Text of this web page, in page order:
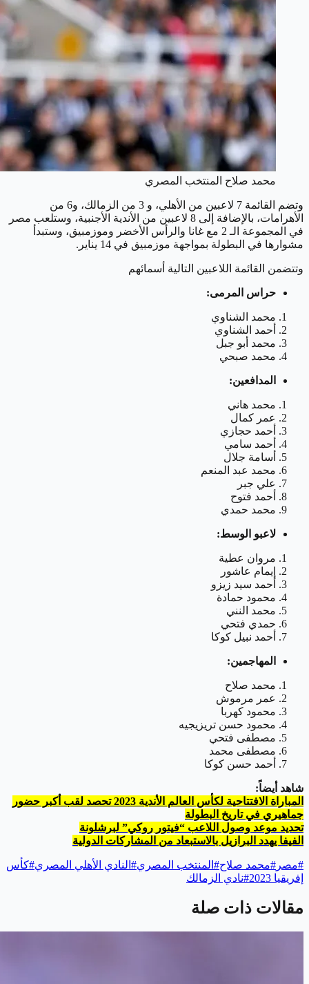
محمد صلاح المنتخب المصري
وتضم القائمة 7 لاعبين من الأهلي، و 3 من الزمالك، و6 من
الأهرامات، بالإضافة إلى 8 لاعبين من الأندية الأجنبية، وستلعب مصر
في المجموعة الـ 2 مع غانا والرأس الأخضر وموزمبيق، وستبدأ
مشوارها في البطولة بمواجهة موزمبيق في 14 يناير.
وتتضمن القائمة اللاعبين التالية أسمائهم
حراس المرمى:
محمد الشناوي
أحمد الشناوي
محمد أبو جبل
محمد صبحي
المدافعين:
محمد هاني
عمر كمال
أحمد حجازي
أحمد سامي
أسامة جلال
محمد عبد المنعم
علي جبر
أحمد فتوح
محمد حمدي
لاعبو الوسط:
مروان عطية
إيمام عاشور
أحمد سيد زيزو
محمود حمادة
محمد النني
حمدي فتحي
أحمد نبيل كوكا
المهاجمين:
محمد صلاح
عمر مرموش
محمود كهربا
محمود حسن تريزيجيه
مصطفى فتحي
مصطفى محمد
أحمد حسن كوكا
شاهد أيضاً:
المباراة الافتتاحية لكأس العالم الأندية 2023 تحصد لقب أكبر حضور
جماهيري في تاريخ البطولة
تحديد موعد وصول اللاعب “فيتور روكي” لبرشلونة
الفيفا يهدد البرازيل بالاستبعاد من المشاركات الدولية
#مصر #محمد صلاح# المنتخب المصري# النادي الأهلي المصري#كأس
إفريقيا 2023
#نادي الزمالك
مقالات ذات صلة